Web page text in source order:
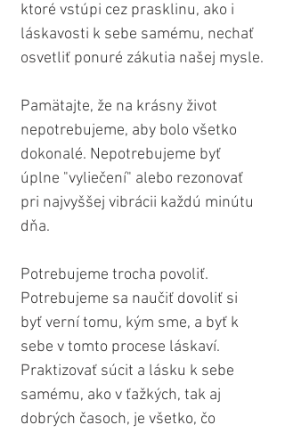
ktoré vstúpi cez prasklinu, ako i
láskavosti k sebe samému, nechať
osvetliť ponuré zákutia našej mysle.
Pamätajte, že na krásny život
nepotrebujeme, aby bolo všetko
dokonalé. Nepotrebujeme byť
úplne "vyliečení" alebo rezonovať
pri najvyššej vibrácii každú minútu
dňa.
Potrebujeme trocha povoliť.
Potrebujeme sa naučiť dovoliť si
byť verní tomu, kým sme, a byť k
sebe v tomto procese láskaví.
Praktizovať súcit a lásku k sebe
samému, ako v ťažkých, tak aj
dobrých časoch, je všetko, čo